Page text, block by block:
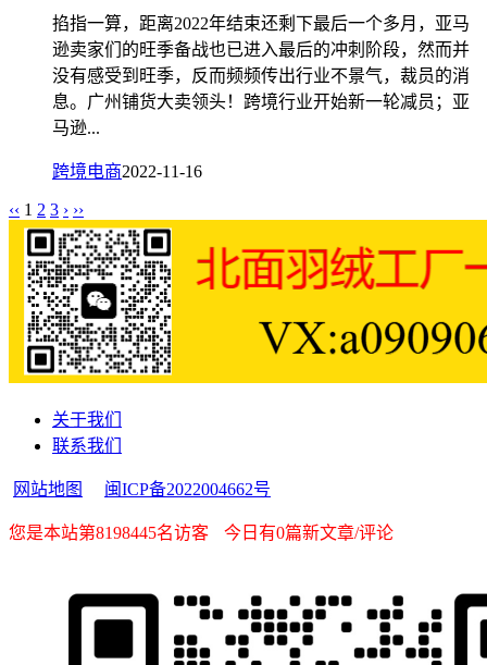
掐指一算，距离2022年结束还剩下最后一个多月，亚马
逊卖家们的旺季备战也已进入最后的冲刺阶段，然而并
没有感受到旺季，反而频频传出行业不景气，裁员的消
息。广州铺货大卖领头！跨境行业开始新一轮减员；亚
马逊...
跨境电商2022-11-16
‹‹ 1 2 3 › ››
关于我们
联系我们
网站地图 闽ICP备2022004662号
您是本站第8198445名访客 今日有0篇新文章/评论